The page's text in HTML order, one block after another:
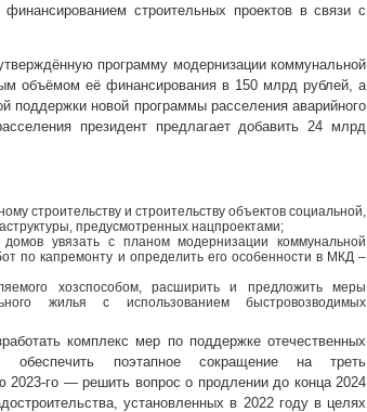
строительных проектов в связи с
программу модернизации коммунальной
объёмом её финансирования в 150 млрд рублей, а
поддержки новой программы расселения аварийного
президент предлагает добавить 24 млрд
строительству и строительству объектов социальной,
предусмотренных нацпроектами;
домов увязать с планом модернизации коммунальной
по капремонту и определить его особенности в МКД –
хозспособом, расширить и предложить меры
жилья с использованием быстровозводимых
комплекс мер по поддержке отечественных
обеспечить поэтапное сокращение на треть
2023-го — решить вопрос о продлении до конца 2024
установленных в 2022 году в целях